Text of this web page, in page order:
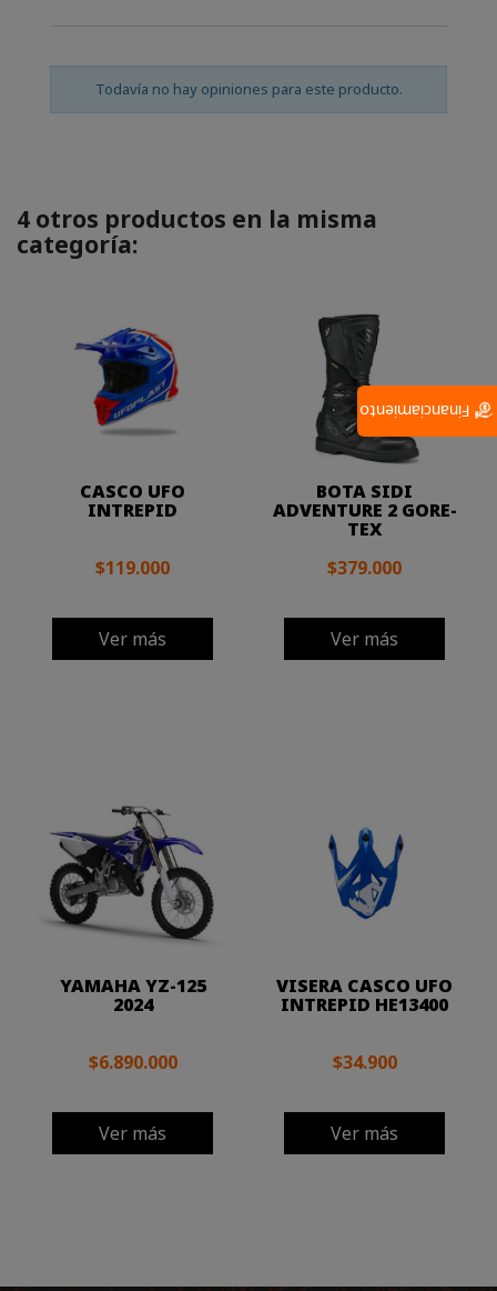
Todavía no hay opiniones para este producto.
4 otros productos en la misma
categoría:
CASCO UFO
INTREPID
$119.000
Ver más
BOTA SIDI
ADVENTURE 2 GORE-
TEX
$379.000
Ver más
YAMAHA YZ-125
2024
$6.890.000
Ver más
VISERA CASCO UFO
INTREPID HE13400
$34.900
Ver más
Financiamiento